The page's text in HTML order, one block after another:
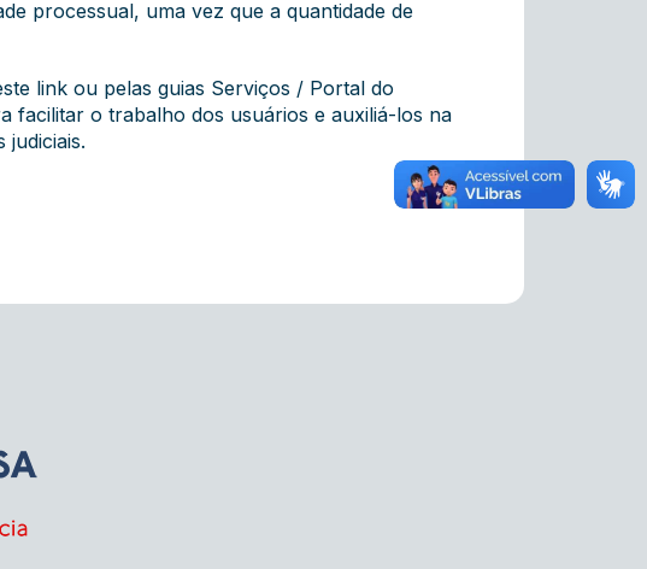
processual, uma vez que a quantidade de
link ou pelas guias Serviços / Portal do
facilitar o trabalho dos usuários e auxiliá-los na
judiciais.